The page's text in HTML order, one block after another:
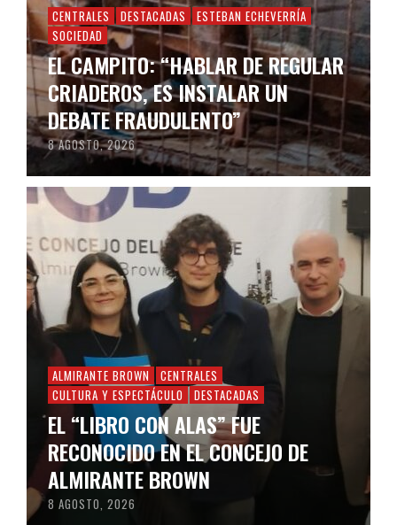
CENTRALES DESTACADAS
ESTEBAN ECHEVERRÍA
SOCIEDAD
EL CAMPITO: “HABLAR DE REGULAR
CRIADEROS, ES INSTALAR UN
DEBATE FRAUDULENTO”
8 AGOSTO, 2026
ALMIRANTE BROWN
CENTRALES
CULTURA Y ESPECTÁCULO
DESTACADAS
EL “LIBRO CON ALAS” FUE
RECONOCIDO EN EL CONCEJO DE
ALMIRANTE BROWN
8 AGOSTO, 2026